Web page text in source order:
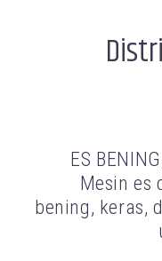
ES
Mesin es
bening, keras,